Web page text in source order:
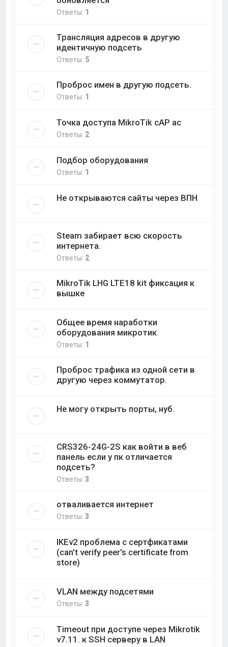
Ответы: 1
Трансляция адресов в другую
идентичную подсеть
Ответы: 5
Проброс имен в другую подсеть.
Ответы: 1
Точка доступа MikroTik cAP ac
Ответы: 2
Подбор оборудования
Ответы: 1
Не открываются сайты через ВПН
Steam забирает всю скорость
интернета.
Ответы: 2
MikroTik LHG LTE18 kit фиксация к
вышке
Общее время наработки
оборудования микротик
Ответы: 1
Проброс трафика из одной сети в
другую через коммутатор.
Не могу открыть порты, нуб.
CRS326-24G-2S как войти в веб
панель если у пк отличается
подсеть?
Ответы:3
отваливается интернет
Ответы:3
IKEv2 проблема с сертфикатами
(can't verify peer's certificate from
store)
VLAN между подсетями
Ответы:3
Timeout при доступе через Mikrotik
v7.11. к SSH серверу в LAN